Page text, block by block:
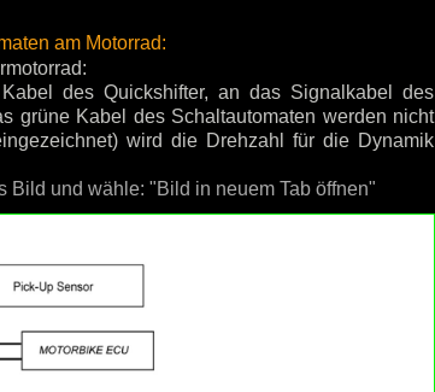
am Motorrad:
des Quickshifter, an das Signalkabel des
grüne Kabel des Schaltautomaten werden nicht
wird die Drehzahl für die Dynamik
Bild und wähle: "Bild in neuem Tab öffnen"